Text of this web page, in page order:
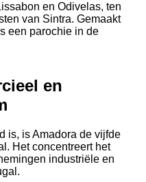
en Odivelas, ten
van Sintra. Gemaakt
een parochie in de
en
is, is Amadora de vijfde
Het concentreert het
industriële en